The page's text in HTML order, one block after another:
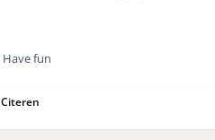
Have fun
Citeren